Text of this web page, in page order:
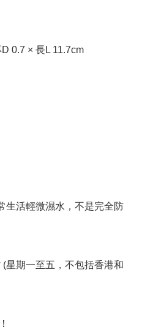
0.7 × 長L 11.7cm
生活輕微濕水，不是完全防
星期一至五，不包括香港和